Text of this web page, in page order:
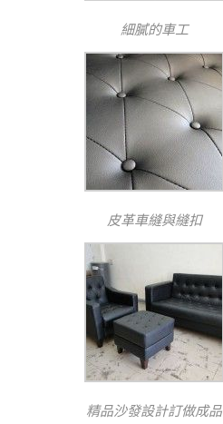
細膩的車工
皮革車縫與縫扣
精品沙發設計訂做成品